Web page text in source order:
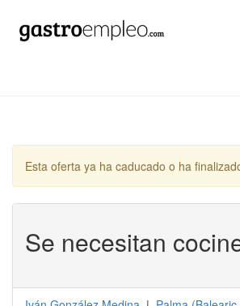
Esta oferta ya ha caducado o ha
Se necesitan